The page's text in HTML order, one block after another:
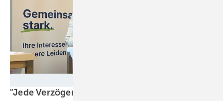
"Jede Verzögerung ist ein Beitrag zur